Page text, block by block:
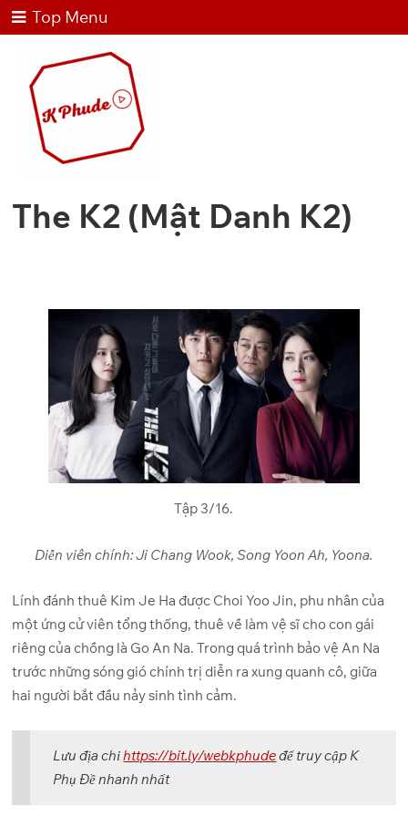
Top Menu
The K2 (Mật Danh K2)
Tập 3/16.
Diễn viên chính: Ji Chang Wook, Song Yoon Ah, Yoona.
Lính đánh thuê Kim Je Ha được Choi Yoo Jin, phu nhân của
một ứng cử viên tổng thống, thuê về làm vệ sĩ cho con gái
riêng của chồng là Go An Na. Trong quá trình bảo vệ An Na
trước những sóng gió chính trị diễn ra xung quanh cô, giữa
hai người bắt đầu nảy sinh tình cảm.
Lưu địa chỉhttps://bit.ly/webkphudeđể truy cập K
Phụ Đề nhanh nhất